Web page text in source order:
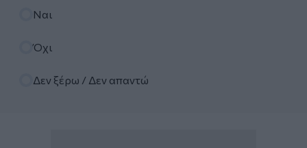
Ναι
Όχι
Δεν ξέρω / Δεν απαντώ